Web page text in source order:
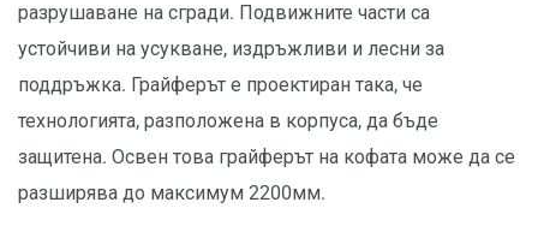
разрушаване на сгради. Подвижните части са
устойчиви на усукване, издръжливи и лесни за
поддръжка. Грайферът е проектиран така, че
технологията, разположена в корпуса, да бъде
защитена. Освен това грайферът на кофата може да се
разширява до максимум 2200мм.